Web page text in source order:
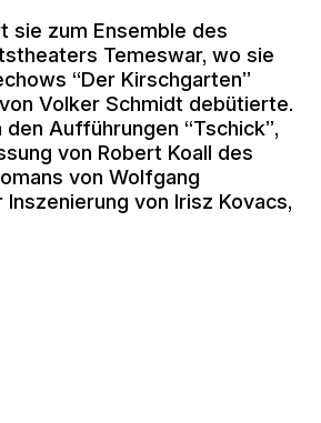
sie zum Ensemble des
Temeswar, wo sie
“Der Kirschgarten”
Volker Schmidt debütierte.
Aufführungen “Tschick”,
von Robert Koall des
von Wolfgang
von Irisz Kovacs,